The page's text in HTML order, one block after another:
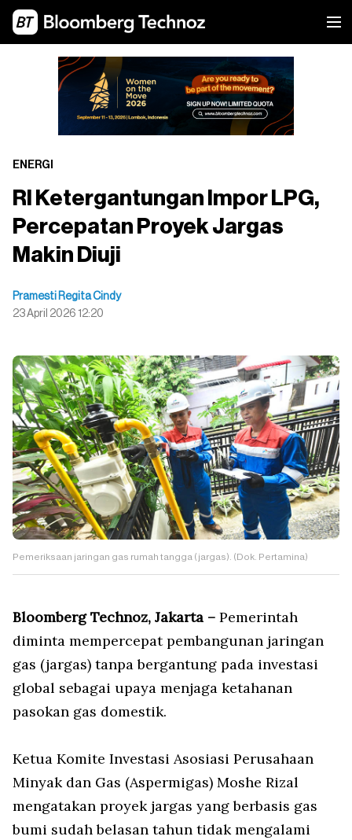
ENERGI
RI Ketergantungan Impor LPG,
Percepatan Proyek Jargas
Makin Diuji
Pramesti Regita Cindy
23 April 2026 12:20
Pemeriksaan jaringan gas rumah tangga (jargas). (Dok. Pertamina)
Bloomberg Technoz, Jakarta – Pemerintah
diminta mempercepat pembangunan jaringan
gas (jargas) tanpa bergantung pada investasi
global sebagai upaya menjaga ketahanan
pasokan gas domestik.
Ketua Komite Investasi Asosiasi Perusahaan
Minyak dan Gas (Aspermigas) Moshe Rizal
mengatakan proyek jargas yang berbasis gas
bumi sudah belasan tahun tidak mengalami